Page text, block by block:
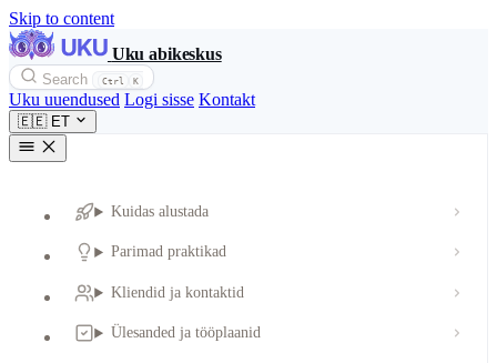
Skip to content
Uku abikeskus
Search Ctrl K
Uku uuendused Logi sisse Kontakt
🇪🇪 ET
Kuidas alustada
Parimad praktikad
Kliendid ja kontaktid
Ülesanded ja tööplaanid